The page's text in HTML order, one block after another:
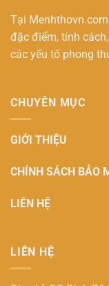
Tại
đặc điểm, tính
các yếu tố phong
CHUYÊN MỤC
GIỚI THIỆU
CHÍNH SÁCH BẢO
LIÊN HỆ
LIÊN HỆ